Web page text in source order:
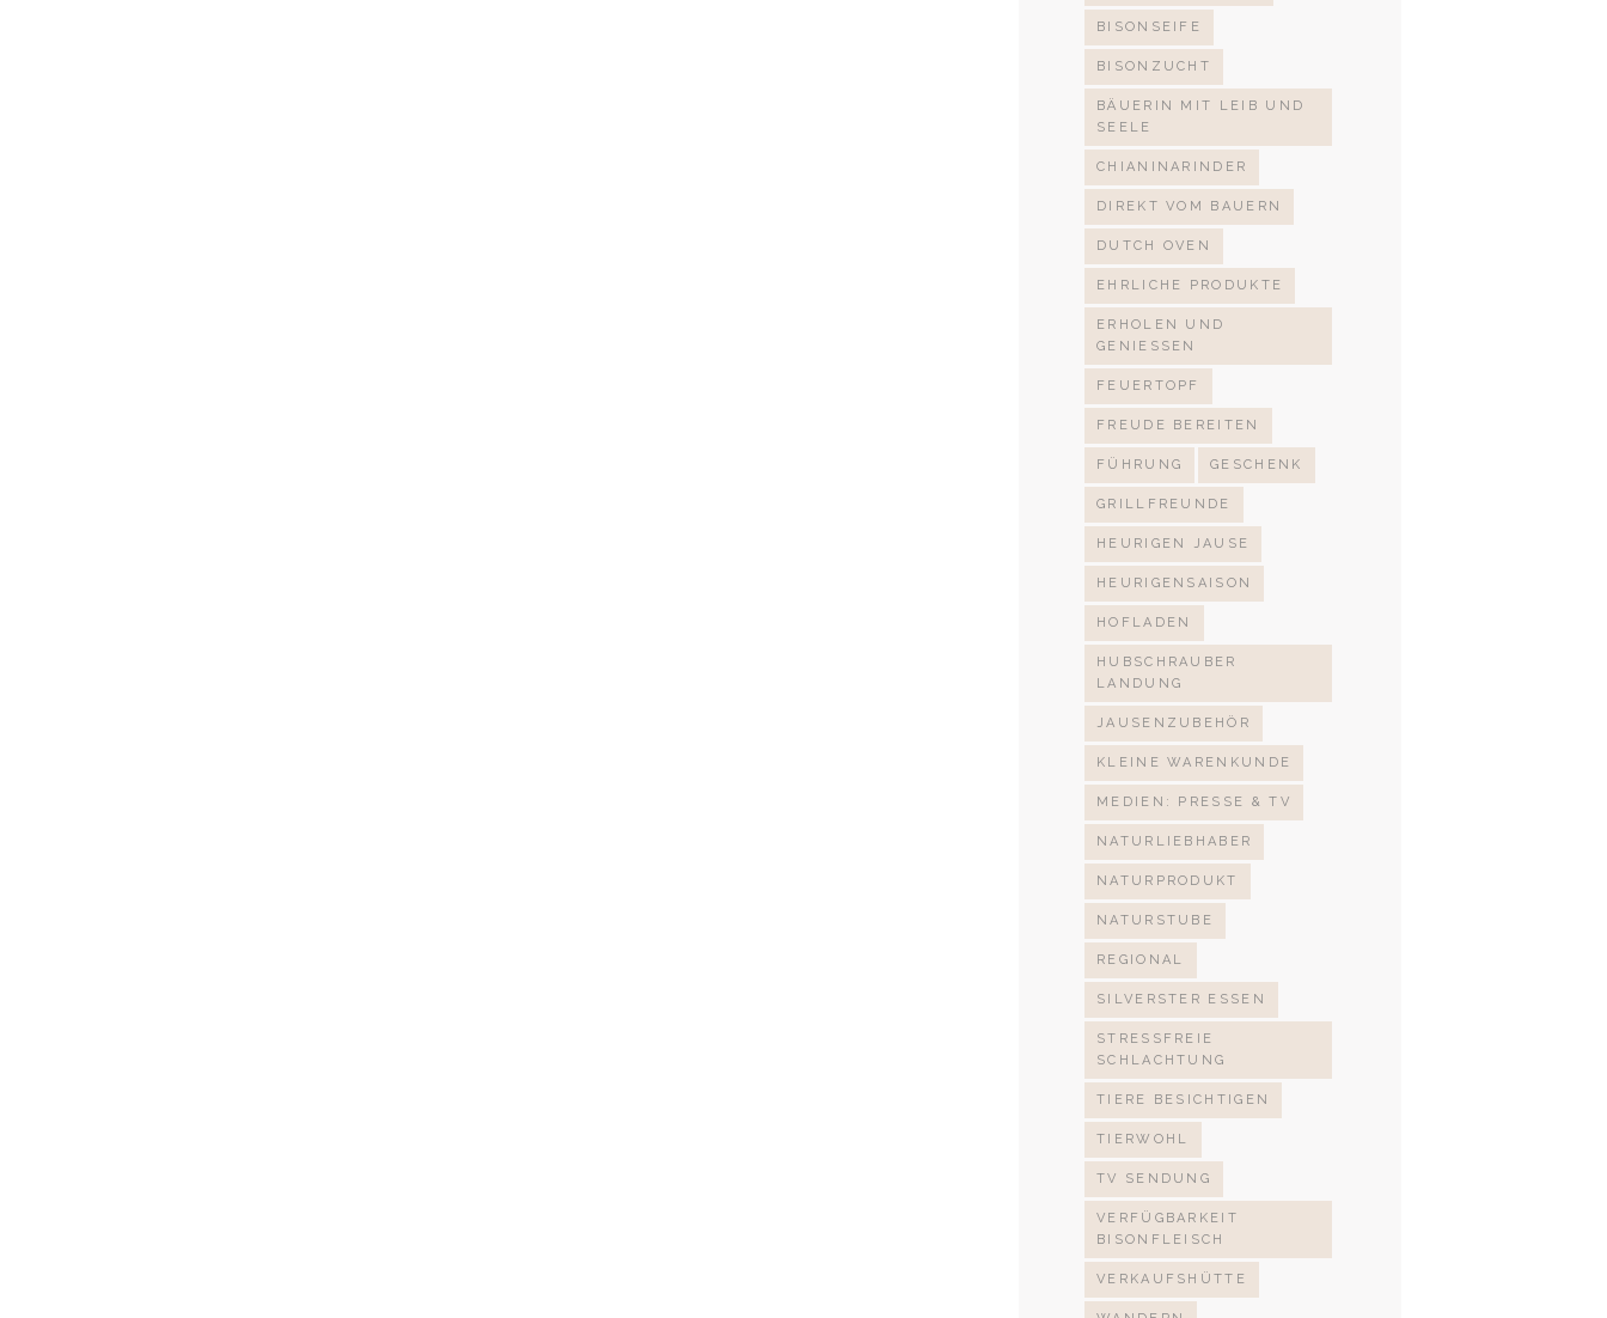
BISONSEIFE
BISONZUCHT
BÄUERIN MIT LEIB UND
SEELE
CHIANINARINDER
DIREKT VOM BAUERN
DUTCH OVEN
EHRLICHE PRODUKTE
ERHOLEN UND
GENIESSEN
FEUERTOPF
FREUDE BEREITEN
FÜHRUNG GESCHENK
GRILLFREUNDE
HEURIGEN JAUSE
HEURIGENSAISON
HOFLADEN
HUBSCHRAUBER
LANDUNG
JAUSENZUBEHÖR
KLEINE WARENKUNDE
MEDIEN: PRESSE & TV
NATURLIEBHABER
NATURPRODUKT
NATURSTUBE
REGIONAL
SILVERSTER ESSEN
STRESSFREIE
SCHLACHTUNG
TIERE BESICHTIGEN
TIERWOHL
TV SENDUNG
VERFÜGBARKEIT
BISONFLEISCH
VERKAUFSHÜTTE